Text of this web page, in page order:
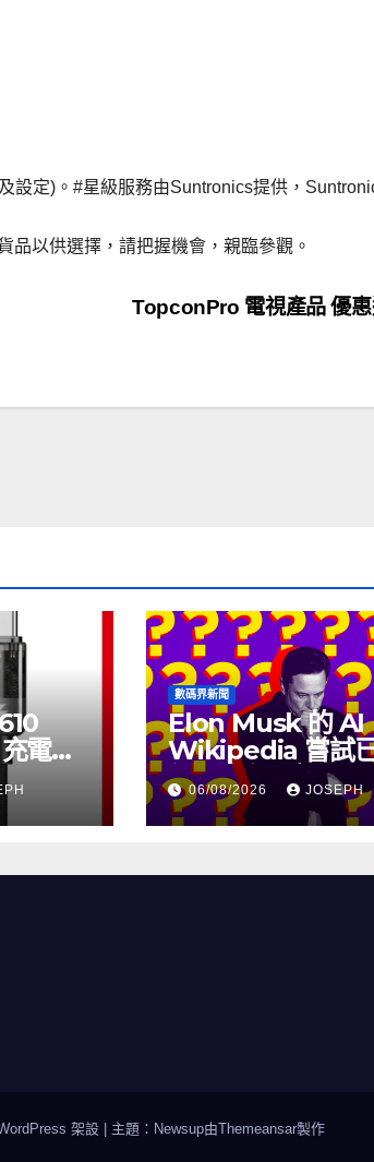
設定)。#星級服務由Suntronics提供，
品以供選擇，請把握機會，親臨參觀。
TopconPro 電視產品 優
電線
數碼界新聞
Elon Musk 的 AI
Wikipedia 嘗試
個月沒有更新了
06/08/2026 JOSEPH
架設 主題：Newsup由Themeansar製作